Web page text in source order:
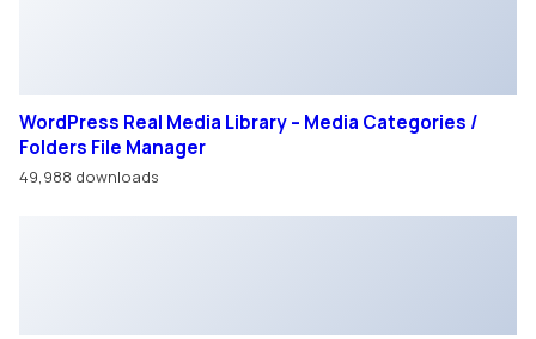
настройках браузера.
Хорошо
© ООО «ВОСТОК ТРАК»
разрешения администрации сайта.